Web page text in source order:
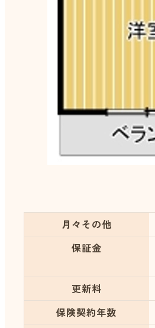
月々その他
保証金
更新料
保険契約年数